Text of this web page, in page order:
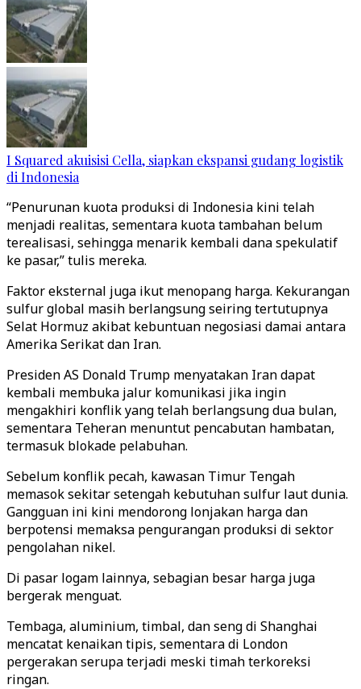
I Squared akuisisi Cella, siapkan ekspansi gudang logistik
di Indonesia
“Penurunan kuota produksi di Indonesia kini telah
menjadi realitas, sementara kuota tambahan belum
terealisasi, sehingga menarik kembali dana spekulatif
ke pasar,” tulis mereka.
Faktor eksternal juga ikut menopang harga. Kekurangan
sulfur global masih berlangsung seiring tertutupnya
Selat Hormuz akibat kebuntuan negosiasi damai antara
Amerika Serikat dan Iran.
Presiden AS Donald Trump menyatakan Iran dapat
kembali membuka jalur komunikasi jika ingin
mengakhiri konflik yang telah berlangsung dua bulan,
sementara Teheran menuntut pencabutan hambatan,
termasuk blokade pelabuhan.
Sebelum konflik pecah, kawasan Timur Tengah
memasok sekitar setengah kebutuhan sulfur laut dunia.
Gangguan ini kini mendorong lonjakan harga dan
berpotensi memaksa pengurangan produksi di sektor
pengolahan nikel.
Di pasar logam lainnya, sebagian besar harga juga
bergerak menguat.
Tembaga, aluminium, timbal, dan seng di Shanghai
mencatat kenaikan tipis, sementara di London
pergerakan serupa terjadi meski timah terkoreksi
ringan.